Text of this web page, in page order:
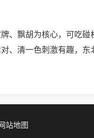
、飘胡为核心，可吃碰
、清一色刺激有趣，东
站地图